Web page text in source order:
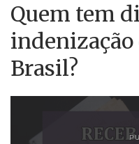
Quem tem
Brasil?